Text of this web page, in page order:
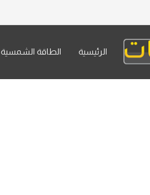
الرئيسية الطاقة الشمسية